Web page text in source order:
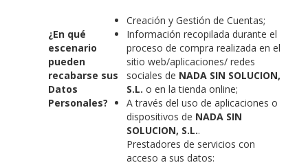
¿En qué
escenario
pueden
recabarse sus
Datos
Personales?
Creación y Gestión de Cuentas;
Información recopilada durante el
proceso de compra realizada en el
sitio web/aplicaciones/ redes
sociales de NADA SIN SOLUCION,
S.L. o en la tienda online;
A través del uso de aplicaciones o
dispositivos de NADA SIN
SOLUCION, S.L..
Prestadores de servicios con
acceso a sus datos: